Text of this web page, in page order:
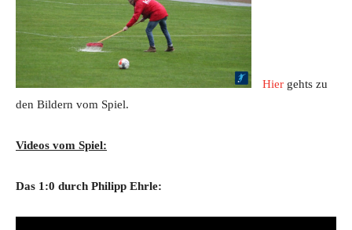
Hier gehts zu
den Bildern vom Spiel.
Videos vom Spiel:
Das 1:0 durch Philipp Ehrle: